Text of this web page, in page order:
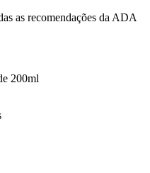
as recomendações da ADA
200ml